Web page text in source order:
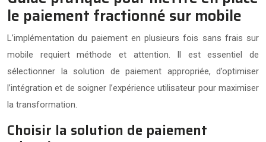
le paiement fractionné sur mobile
L’implémentation du paiement en plusieurs fois sans frais sur
mobile requiert méthode et attention. Il est essentiel de
sélectionner la solution de paiement appropriée, d’optimiser
l’intégration et de soigner l’expérience utilisateur pour maximiser
la transformation.
Choisir la solution de paiement